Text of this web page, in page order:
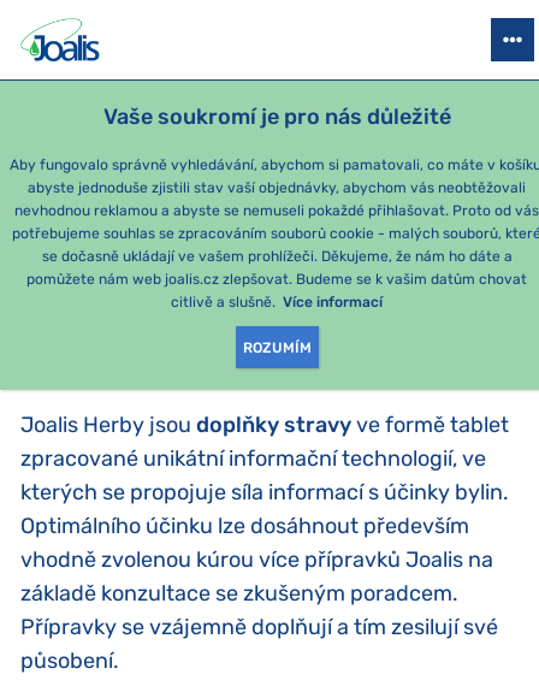
Vaše soukromí je pro nás důležité
Aby fungovalo správně vyhledávání, abychom si pamatovali, co máte v
abyste jednoduše zjistili stav vaší objednávky, abychom vás neobtěžovali
nevhodnou reklamou a abyste se nemuseli pokaždé přihlašovat. Proto od vás
potřebujeme souhlas se zpracováním souborů cookie - malých souborů,
se dočasně ukládají ve vašem prohlížeči. Děkujeme, že nám ho dáte a
pomůžete nám web joalis.cz zlepšovat. Budeme se k vašim datům chovat
citlivě a slušně. Více informací
ROZUMÍM
PRODUKTY PODLE OBTÍŽÍ SEZÓNNÍ BALÍČKY PRO DĚTI
Tablety Herby
PRODUKTY PODLE
KATEGORIE:
TABLETY HERBY
Joalis Herby jsou doplňky stravyve formě tablet
zpracované unikátní informační technologií, ve
kterých se propojuje síla informací s účinky bylin.
Optimálního účinku lze dosáhnout především
vhodně zvolenou kúrou více přípravků Joalis na
základě konzultace se zkušeným poradcem.
Přípravky se vzájemně doplňují a tím zesilují své
působení.